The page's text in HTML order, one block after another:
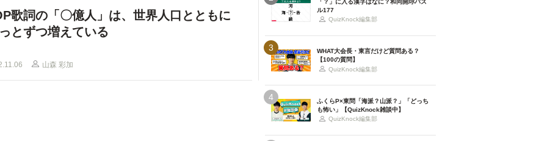
歌詞の「〇億人」は、世界人口とともに
とずつ増えている
山森 彩加
「？」に入る漢字はなに？和同開珎パズ
ル177
QuizKnock編集部
3
WHAT大会長・東言だけど質問ある？
【100の質問】
QuizKnock編集部
4
ふくらP×東問「海派？山派？」「どっち
も怖い」【QuizKnock雑談中】
QuizKnock編集部